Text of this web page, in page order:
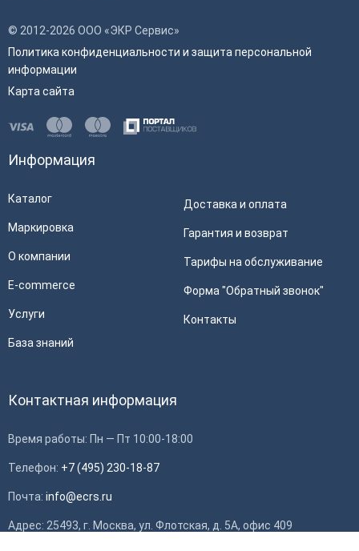
© 2012-2026 ООО «ЭКР Сервис»
Политика конфиденциальности и защита персональной
информации
Карта сайта
Информация
Каталог
Маркировка
О компании
E-commerce
Услуги
База знаний
Доставка и оплата
Гарантия и возврат
Тарифы на обслуживание
Форма "Обратный звонок"
Контакты
Контактная информация
Время работы: Пн — Пт 10:00-18:00
Телефон: +7 (495) 230-18-87
Почта: info@ecrs.ru
Адрес: 25493, г. Москва, ул. Флотская, д. 5А, офис 409